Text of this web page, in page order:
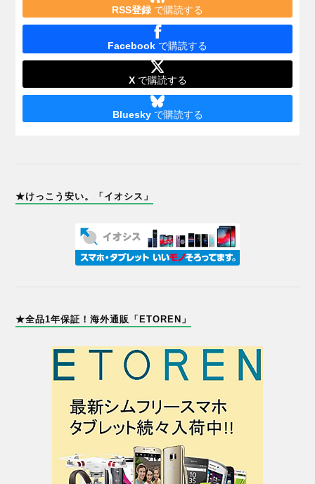
RSS登録 で購読する
Facebook で購読する
Xで購読する
Blueskyで購読する
★けっこう安い。「イオシス」
★全品1年保証！海外通販「ETOREN」